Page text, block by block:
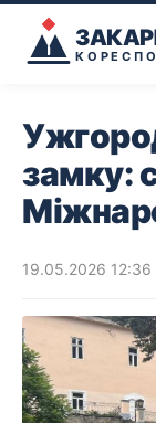
замку:
19.05.2026 12:36